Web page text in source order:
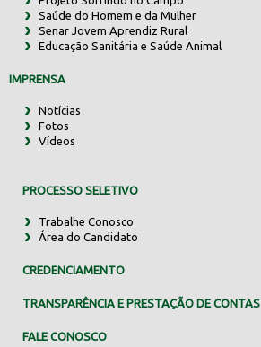
Saúde do Homem e da Mulher
Senar Jovem Aprendiz Rural
Educação Sanitária e Saúde Animal
IMPRENSA
Notícias
Fotos
Vídeos
PROCESSO SELETIVO
Trabalhe Conosco
Área do Candidato
CREDENCIAMENTO
TRANSPARÊNCIA E PRESTAÇÃO DE CONTAS
FALE CONOSCO